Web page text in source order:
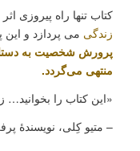
بود.
کتاب تنها راه پیروزی اثر
زندگی می پردازد و
پرورش شخصیت به
منتهی می‌گردد.
«این کتاب را
– متیو کِلی، نویسندۀ